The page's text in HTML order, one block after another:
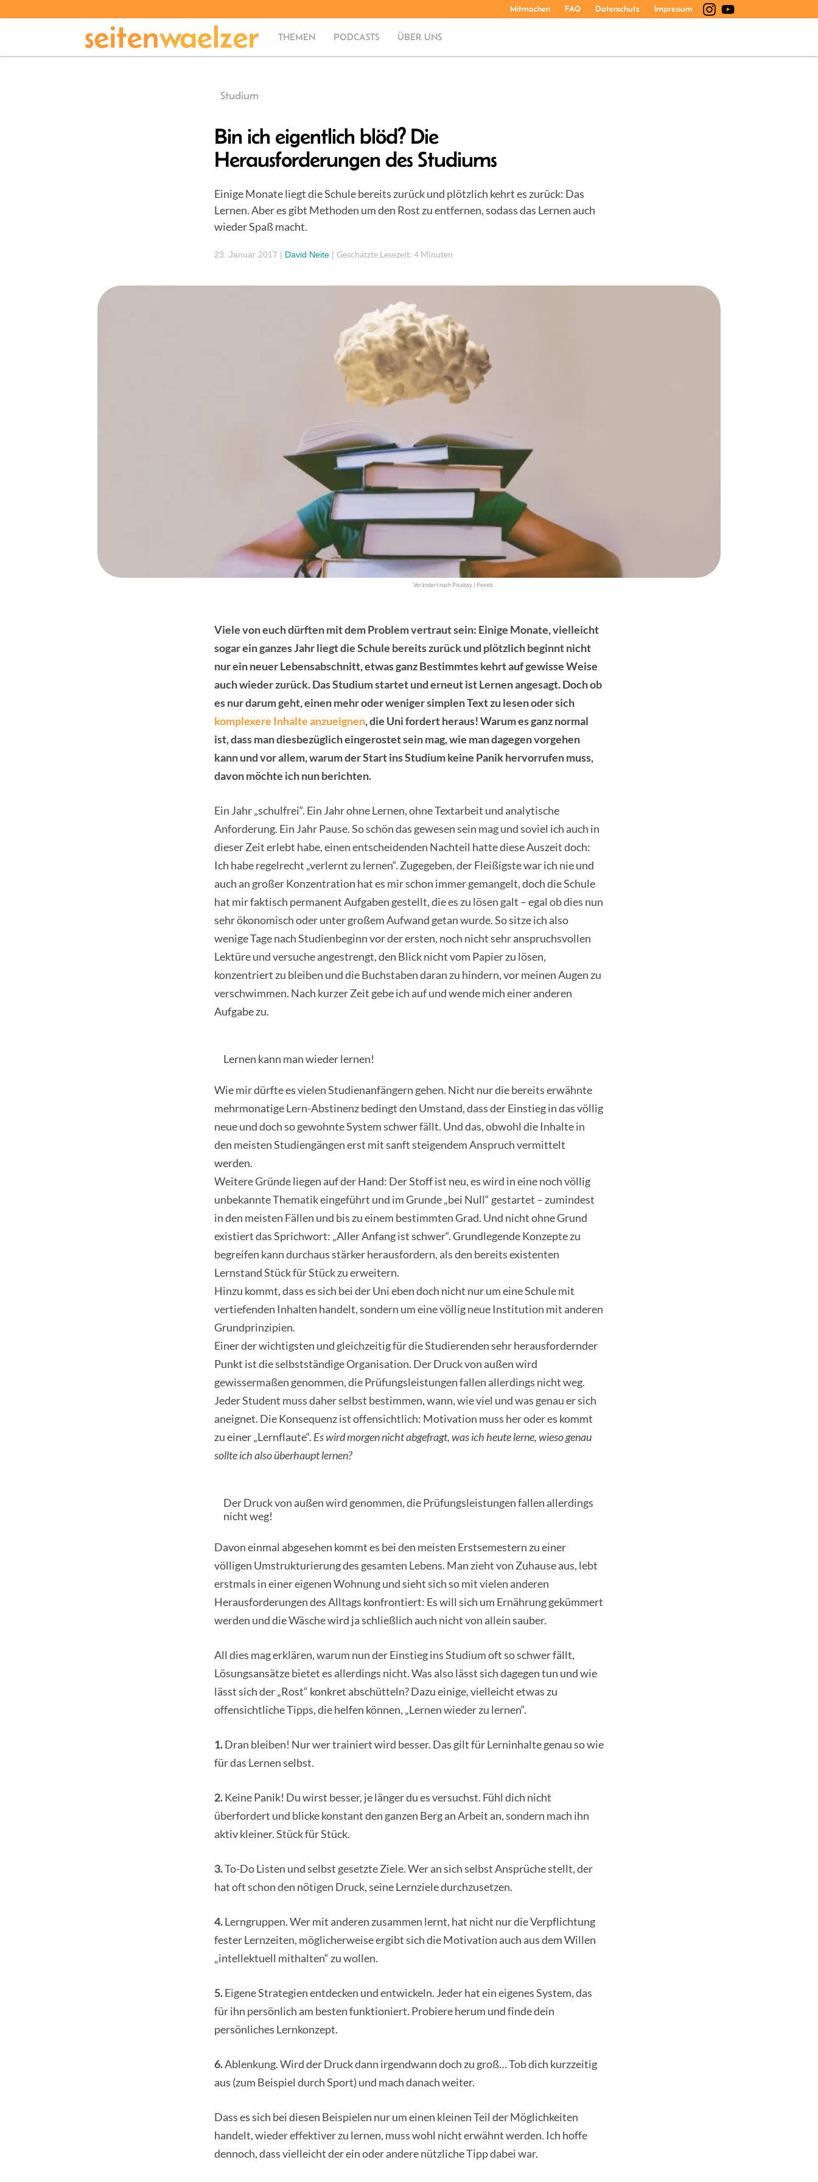
Mitmachen FAQ Datenschutz Impressum
THEMEN PODCASTS ÜBER UNS
Studium
Bin ich eigentlich blöd? Die
Herausforderungen des Studiums
Einige Monate liegt die Schule bereits zurück und plötzlich kehrt es zurück: Das
Lernen. Aber es gibt Methoden um den Rost zu entfernen, sodass das Lernen auch
wieder Spaß macht.
23. Januar 2017 | David Neite| Geschätzte Lesezeit: 4 Minuten
Verändert nach Pixabay | Pexels
Viele von euch dürften mit dem Problem vertraut sein: Einige Monate, vielleicht
sogar ein ganzes Jahr liegt die Schule bereits zurück und plötzlich beginnt nicht
nur ein neuer Lebensabschnitt, etwas ganz Bestimmtes kehrt auf gewisse Weise
auch wieder zurück. Das Studium startet und erneut ist Lernen angesagt. Doch ob
es nur darum geht, einen mehr oder weniger simplen Text zu lesen oder sich
komplexere Inhalte anzueignen, die Uni fordert heraus! Warum es ganz normal
ist, dass man diesbezüglich eingerostet sein mag, wie man dagegen vorgehen
kann und vor allem, warum der Start ins Studium keine Panik hervorrufen muss,
davon möchte ich nun berichten.
Ein Jahr „schulfrei“. Ein Jahr ohne Lernen, ohne Textarbeit und analytische
Anforderung. Ein Jahr Pause. So schön das gewesen sein mag und soviel ich auch in
dieser Zeit erlebt habe, einen entscheidenden Nachteil hatte diese Auszeit doch:
Ich habe regelrecht „verlernt zu lernen“. Zugegeben, der Fleißigste war ich nie und
auch an großer Konzentration hat es mir schon immer gemangelt, doch die Schule
hat mir faktisch permanent Aufgaben gestellt, die es zu lösen galt – egal ob dies nun
sehr ökonomisch oder unter großem Aufwand getan wurde. So sitze ich also
wenige Tage nach Studienbeginn vor der ersten, noch nicht sehr anspruchsvollen
Lektüre und versuche angestrengt, den Blick nicht vom Papier zu lösen,
konzentriert zu bleiben und die Buchstaben daran zu hindern, vor meinen Augen zu
verschwimmen. Nach kurzer Zeit gebe ich auf und wende mich einer anderen
Aufgabe zu.
Lernen kann man wieder lernen!
Wie mir dürfte es vielen Studienanfängern gehen. Nicht nur die bereits erwähnte
mehrmonatige Lern-Abstinenz bedingt den Umstand, dass der Einstieg in das völlig
neue und doch so gewohnte System schwer fällt. Und das, obwohl die Inhalte in
den meisten Studiengängen erst mit sanft steigendem Anspruch vermittelt
werden.
Weitere Gründe liegen auf der Hand: Der Stoff ist neu, es wird in eine noch völlig
unbekannte Thematik eingeführt und im Grunde „bei Null“ gestartet – zumindest
in den meisten Fällen und bis zu einem bestimmten Grad. Und nicht ohne Grund
existiert das Sprichwort: „Aller Anfang ist schwer“. Grundlegende Konzepte zu
begreifen kann durchaus stärker herausfordern, als den bereits existenten
Lernstand Stück für Stück zu erweitern.
Hinzu kommt, dass es sich bei der Uni eben doch nicht nur um eine Schule mit
vertiefenden Inhalten handelt, sondern um eine völlig neue Institution mit anderen
Grundprinzipien.
Einer der wichtigsten und gleichzeitig für die Studierenden sehr herausfordernder
Punkt ist die selbstständige Organisation. Der Druck von außen wird
gewissermaßen genommen, die Prüfungsleistungen fallen allerdings nicht weg.
Jeder Student muss daher selbst bestimmen, wann, wie viel und was genau er sich
aneignet. Die Konsequenz ist offensichtlich: Motivation muss her oder es kommt
zu einer „Lernflaute“. Es wird morgen nicht abgefragt, was ich heute lerne, wieso genau
sollte ich also überhaupt lernen?
Der Druck von außen wird genommen, die Prüfungsleistungen fallen allerdings
nicht weg!
Davon einmal abgesehen kommt es bei den meisten Erstsemestern zu einer
völligen Umstrukturierung des gesamten Lebens. Man zieht von Zuhause aus, lebt
erstmals in einer eigenen Wohnung und sieht sich so mit vielen anderen
Herausforderungen des Alltags konfrontiert: Es will sich um Ernährung gekümmert
werden und die Wäsche wird ja schließlich auch nicht von allein sauber.
All dies mag erklären, warum nun der Einstieg ins Studium oft so schwer fällt,
Lösungsansätze bietet es allerdings nicht. Was also lässt sich dagegen tun und wie
lässt sich der „Rost“ konkret abschütteln? Dazu einige, vielleicht etwas zu
offensichtliche Tipps, die helfen können, „Lernen wieder zu lernen“.
1.Dran bleiben! Nur wer trainiert wird besser. Das gilt für Lerninhalte genau so wie
für das Lernen selbst.
2.Keine Panik! Du wirst besser, je länger du es versuchst. Fühl dich nicht
überfordert und blicke konstant den ganzen Berg an Arbeit an, sondern mach ihn
aktiv kleiner. Stück für Stück.
3.To-Do Listen und selbst gesetzte Ziele. Wer an sich selbst Ansprüche stellt, der
hat oft schon den nötigen Druck, seine Lernziele durchzusetzen.
4.Lerngruppen. Wer mit anderen zusammen lernt, hat nicht nur die Verpflichtung
fester Lernzeiten, möglicherweise ergibt sich die Motivation auch aus dem Willen
„intellektuell mithalten“ zu wollen.
5.Eigene Strategien entdecken und entwickeln. Jeder hat ein eigenes System, das
für ihn persönlich am besten funktioniert. Probiere herum und finde dein
persönliches Lernkonzept.
6.Ablenkung. Wird der Druck dann irgendwann doch zu groß… Tob dich kurzzeitig
aus (zum Beispiel durch Sport) und mach danach weiter.
Dass es sich bei diesen Beispielen nur um einen kleinen Teil der Möglichkeiten
handelt, wieder effektiver zu lernen, muss wohl nicht erwähnt werden. Ich hoffe
dennoch, dass vielleicht der ein oder andere nützliche Tipp dabei war.